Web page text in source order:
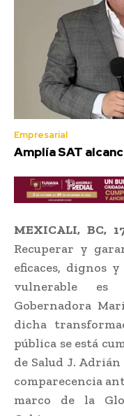
Empresarial
Amplía SAT
MEXICALI, BC,
Recuperar y
eficaces, dignos
vulnerable
Gobernadora
dicha
pública se está
de Salud J.
comparecencia
marco de la